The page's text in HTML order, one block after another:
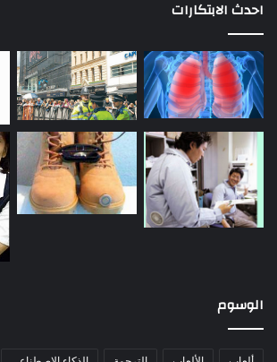
احدث الابتكارات
الوسوم